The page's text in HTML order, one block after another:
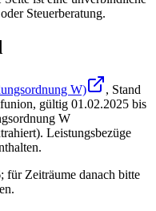
Steuerberatung.
W)
, Stand
, gültig 01.02.2025 bis
W
Leistungsbezüge
für Zeiträume danach bitte